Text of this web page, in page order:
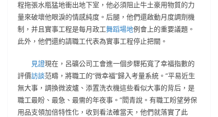
程拖張水瓶猛地衝出地下室，他必須阻止牛土豪用物質的力
量來破壞他眼淚的情感純度。后腿，他們還啟動月度調劑機
制，并且實事工程是每月政工舞蹈場地例會上的重要議題。
此外，他們還約請職工代表為實事工程停止把關。
見證現在，呂礦公司工會進一個步驟拓寬了幸福指數的
評價訪談范疇，將職工的“微幸福”歸入考量系統。“平易近生
無大事，調換微波爐、添置洗衣機這些看似大事的背后，是
職工最盼、最急、最需的年夜事。”閻青說。有職工盼望勞保
用品支領加倍特性化，收到看法確當天，他們就落實了此